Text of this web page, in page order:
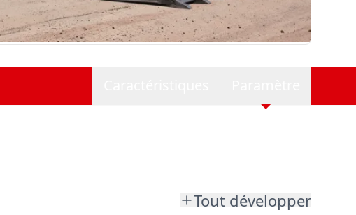
Tout développer